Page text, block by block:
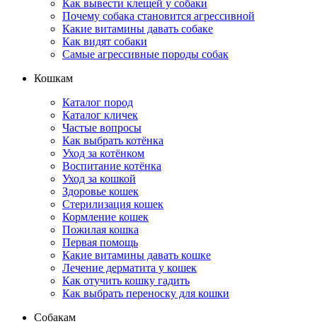
Как вывести клещей у собаки
Почему собака становится агрессивной
Какие витамины давать собаке
Как видят собаки
Самые агрессивные породы собак
Кошкам
Каталог пород
Каталог кличек
Частые вопросы
Как выбрать котёнка
Уход за котёнком
Воспитание котёнка
Уход за кошкой
Здоровье кошек
Стерилизация кошек
Кормление кошек
Пожилая кошка
Первая помощь
Какие витамины давать кошке
Лечение дерматита у кошек
Как отучить кошку гадить
Как выбрать переноску для кошки
Собакам